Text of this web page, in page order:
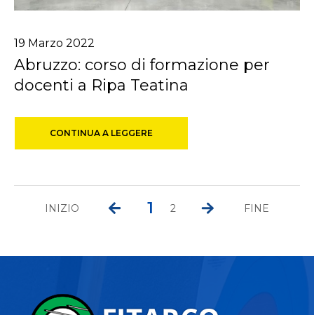
19 Marzo 2022
Abruzzo: corso di formazione per
docenti a Ripa Teatina
CONTINUA A LEGGERE
INIZIO 1 2 FINE